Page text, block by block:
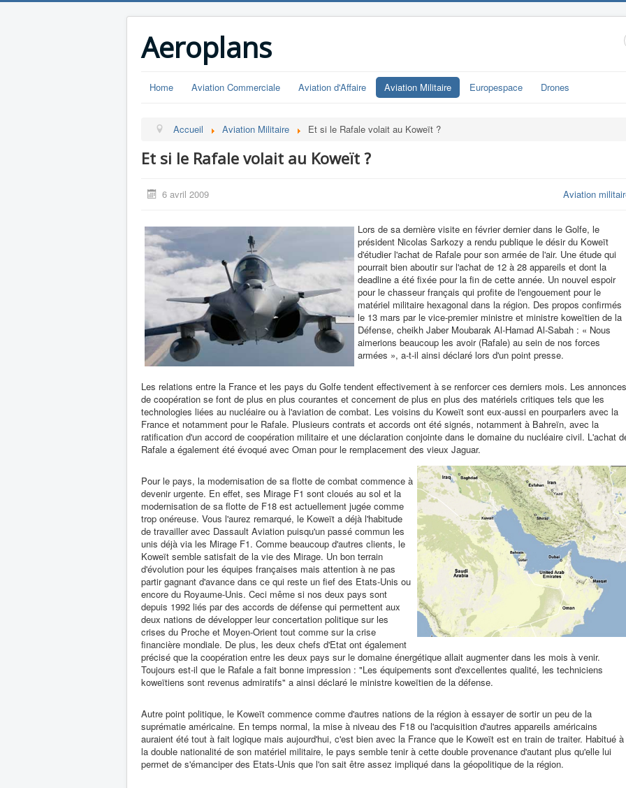
Aeroplans
Home Aviation Commerciale Aviation d'Affaire Aviation Militaire Europespace Drones
Accueil Aviation Militaire Et si le Rafale volait au Koweït ?
Et si le Rafale volait au Koweït ?
6 avril 2009 Aviation
Lors de sa dernière visite en février dernier dans le Golfe, le
président Nicolas Sarkozy a rendu publique le désir du Koweït
d'étudier l'achat de Rafale pour son armée de l'air. Une étude qui
pourrait bien aboutir sur l'achat de 12 à 28 appareils et dont la
deadline a été fixée pour la fin de cette année. Un nouvel espoir
pour le chasseur français qui profite de l'engouement pour le
matériel militaire hexagonal dans la région. Des propos confirmés
le 13 mars par le vice-premier ministre et ministre koweïtien de la
Défense, cheikh Jaber Moubarak Al-Hamad Al-Sabah : « Nous
aimerions beaucoup les avoir (Rafale) au sein de nos forces
armées », a-t-il ainsi déclaré lors d'un point presse.
Les relations entre la France et les pays du Golfe tendent effectivement à se renforcer ces derniers mois. Les annonces
de coopération se font de plus en plus courantes et concernent de plus en plus des matériels critiques tels que les
technologies liées au nucléaire ou à l'aviation de combat. Les voisins du Koweït sont eux-aussi en pourparlers avec la
France et notamment pour le Rafale. Plusieurs contrats et accords ont été signés, notamment à Bahreïn, avec la
ratification d'un accord de coopération militaire et une déclaration conjointe dans le domaine du nucléaire civil. L'achat
Rafale a également été évoqué avec Oman pour le remplacement des vieux Jaguar.
Pour le pays, la modernisation de sa flotte de combat commence à
devenir urgente. En effet, ses Mirage F1 sont cloués au sol et la
modernisation de sa flotte de F18 est actuellement jugée comme
trop onéreuse. Vous l'aurez remarqué, le Koweït a déjà l'habitude
de travailler avec Dassault Aviation puisqu'un passé commun les
unis déjà via les Mirage F1. Comme beaucoup d'autres clients, le
Koweït semble satisfait de la vie des Mirage. Un bon terrain
d'évolution pour les équipes françaises mais attention à ne pas
partir gagnant d'avance dans ce qui reste un fief des Etats-Unis ou
encore du Royaume-Unis. Ceci même si nos deux pays sont
depuis 1992 liés par des accords de défense qui permettent aux
deux nations de développer leur concertation politique sur les
crises du Proche et Moyen-Orient tout comme sur la crise
financière mondiale. De plus, les deux chefs d'Etat ont également
précisé que la coopération entre les deux pays sur le domaine énergétique allait augmenter dans les mois à venir.
Toujours est-il que le Rafale a fait bonne impression : "Les équipements sont d'excellentes qualité, les techniciens
koweïtiens sont revenus admiratifs" a ainsi déclaré le ministre koweïtien de la défense.
Autre point politique, le Koweït commence comme d'autres nations de la région à essayer de sortir un peu de la
suprématie américaine. En temps normal, la mise à niveau des F18 ou l'acquisition d'autres appareils américains
auraient été tout à fait logique mais aujourd'hui, c'est bien avec la France que le Koweït est en train de traiter. Habitué à
la double nationalité de son matériel militaire, le pays semble tenir à cette double provenance d'autant plus qu'elle lui
permet de s'émanciper des Etats-Unis que l'on sait être assez impliqué dans la géopolitique de la région.